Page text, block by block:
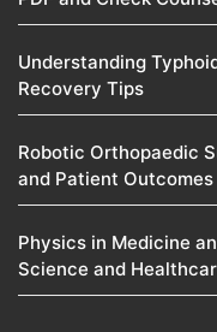
Understanding
Recovery Tips
Robotic Orthopaedic
and Patient Outcomes
Physics in Medicine
Science and